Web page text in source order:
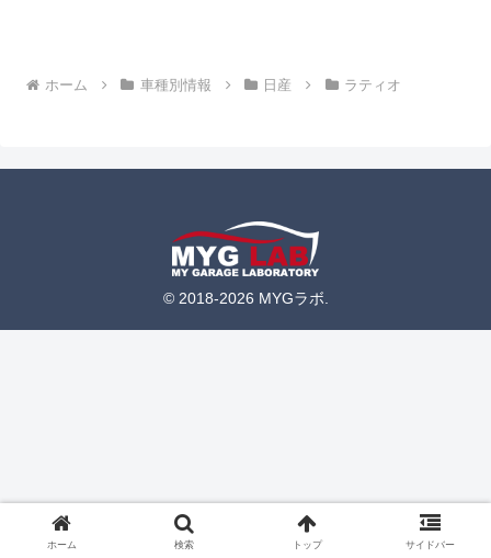
ホーム 車種別情報 日産 ラティオ
© 2018-2026 MYGラボ.
ホーム 検索 トップ サイドバー